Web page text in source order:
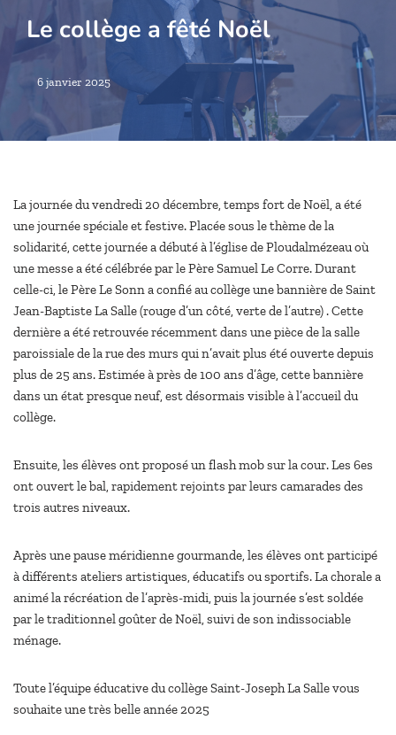
Le collège a fêté Noël
6 janvier 2025
La journée du vendredi 20 décembre, temps fort de Noël, a été
une journée spéciale et festive. Placée sous le thème de la
solidarité, cette journée a débuté à l’église de Ploudalmézeau où
une messe a été célébrée par le Père Samuel Le Corre. Durant
celle-ci, le Père Le Sonn a confié au collège une bannière de Saint
Jean-Baptiste La Salle (rouge d’un côté, verte de l’autre) . Cette
dernière a été retrouvée récemment dans une pièce de la salle
paroissiale de la rue des murs qui n’avait plus été ouverte depuis
plus de 25 ans. Estimée à près de 100 ans d’âge, cette bannière
dans un état presque neuf, est désormais visible à l’accueil du
collège.
Ensuite, les élèves ont proposé un flash mob sur la cour. Les 6es
ont ouvert le bal, rapidement rejoints par leurs camarades des
trois autres niveaux.
Après une pause méridienne gourmande, les élèves ont participé
à différents ateliers artistiques, éducatifs ou sportifs. La chorale a
animé la récréation de l’après-midi, puis la journée s’est soldée
par le traditionnel goûter de Noël, suivi de son indissociable
ménage.
Toute l’équipe éducative du collège Saint-Joseph La Salle vous
souhaite une très belle année 2025